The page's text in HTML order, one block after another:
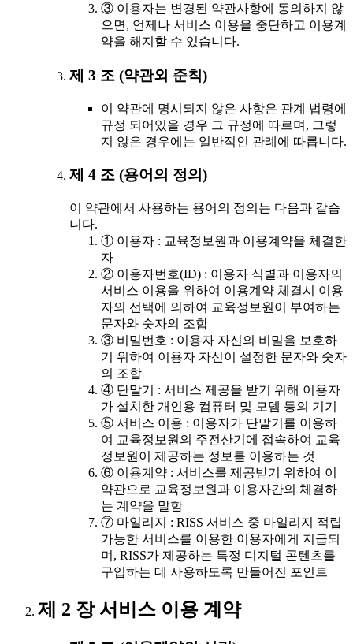
③ 이용자는 변경된 약관사항에 동의하지 않
으면, 언제나 서비스 이용을 중단하고 이용계
약을 해지할 수 있습니다.
제 3 조 (약관외 준칙)
이 약관에 명시되지 않은 사항은 관계 법령에
규정 되어있을 경우 그 규정에 따르며, 그렇
지 않은 경우에는 일반적인 관례에 따릅니다.
제 4 조 (용어의 정의)
이 약관에서 사용하는 용어의 정의는 다음과 같습
니다.
① 이용자 : 교육정보원과 이용계약을 체결한
자
② 이용자번호(ID) : 이용자 식별과 이용자의
서비스 이용을 위하여 이용계약 체결시 이용
자의 선택에 의하여 교육정보원이 부여하는
문자와 숫자의 조합
③ 비밀번호 : 이용자 자신의 비밀을 보호하
기 위하여 이용자 자신이 설정한 문자와 숫자
의 조합
④ 단말기 : 서비스 제공을 받기 위해 이용자
가 설치한 개인용 컴퓨터 및 모뎀 등의 기기
⑤ 서비스 이용 : 이용자가 단말기를 이용하
여 교육정보원의 주전산기에 접속하여 교육
정보원이 제공하는 정보를 이용하는 것
⑥ 이용계약 : 서비스를 제공받기 위하여 이
약관으로 교육정보원과 이용자간의 체결하
는 계약을 말함
⑦ 마일리지 : RISS 서비스 중 마일리지 적립
가능한 서비스를 이용한 이용자에게 지급되
며, RISS가 제공하는 특정 디지털 콘텐츠를
구입하는 데 사용하도록 만들어진 포인트
제 2 장 서비스 이용 계약